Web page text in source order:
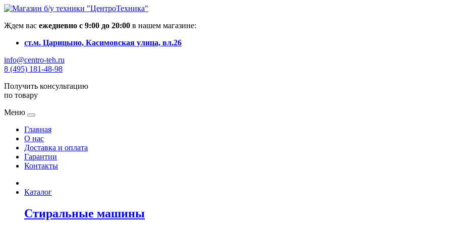
Ждем вас ежедневно с 9:00 до 20:00 в нашем магазине:
ст.м. Царицыно, Касимовская улица, вл.26
info@centro-teh.ru
8 (495) 181-48-98
Получить консультацию
по товару
Меню
Главная
О нас
Доставка и оплата
Гарантии
Контакты
Каталог
Стиральные машины